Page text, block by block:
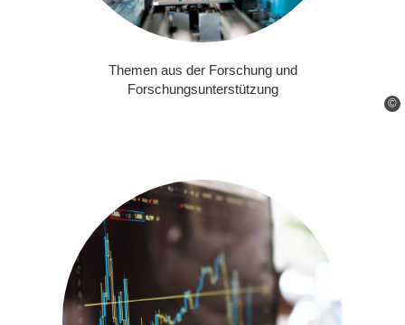
©
Themen aus der Forschung und
Forschungsunterstützung